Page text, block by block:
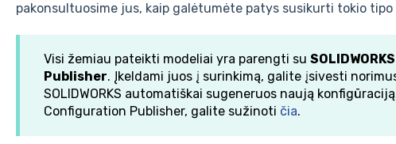
pakonsultuosime jus, kaip galėtumėte patys susikurti tokio tipo
Visi žemiau pateikti modeliai yra parengti su
Publisher. Įkeldami juos į surinkimą, galite įsivesti
SOLIDWORKS automatiškai sugeneruos naują
Configuration Publisher, galite sužinoti čia.